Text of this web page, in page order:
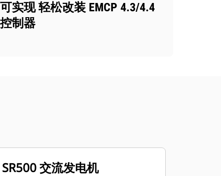
可实现 轻松改装 EMCP 4.3/4.4
控制器
SR500 交流发电机